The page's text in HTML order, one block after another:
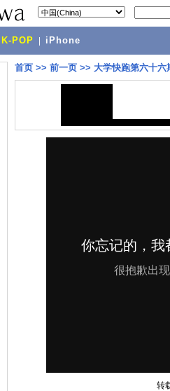
K-POP iPhone
首页 >> 前一页 >> 大学快跑第六十六
转